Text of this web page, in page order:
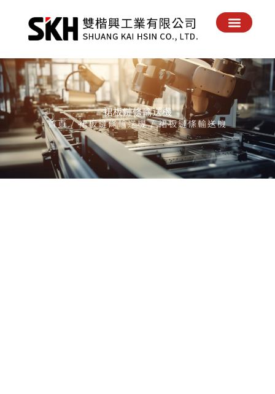
裙板鏈條輸送機
首頁/裙板鏈條輸送機/ 裙板鏈條輸送機